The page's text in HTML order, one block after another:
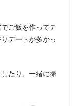
ご飯を作ってテ
デートが多かっ
たり、一緒に掃